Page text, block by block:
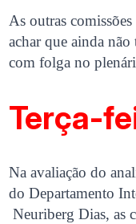
As outras
achar que ainda
com folga no
Terça-
Na avaliação do
do Departamento
Neuriberg Dias, as